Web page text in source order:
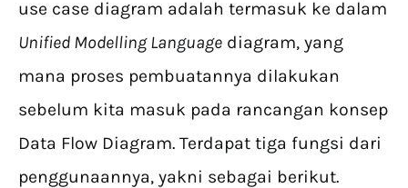
use case diagram adalah termasuk ke dalam
Unified Modelling Language diagram, yang
mana proses pembuatannya dilakukan
sebelum kita masuk pada rancangan konsep
Data Flow Diagram. Terdapat tiga fungsi dari
penggunaannya, yakni sebagai berikut.